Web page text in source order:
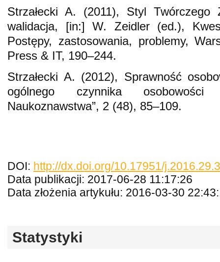
Strzałecki A. (2011), Styl
walidacja, [in:] W. Zeidler (ed.),
Postępy, zastosowania, problemy,
Press & IT, 190–244.
Strzałecki A. (2012), Sprawność
ogólnego czynnika osobowości
Naukoznawstwa”, 2 (48), 85–109.
DOI: http://dx.doi.org/10.17951/
Data publikacji: 2017-06-28 11:17:26
Data złożenia artykułu: 2016-03-30
Statystyki